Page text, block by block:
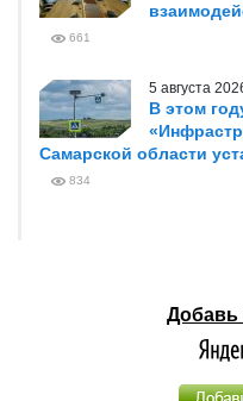
661
5 августа
В этом
Самарской области
834
Добавь